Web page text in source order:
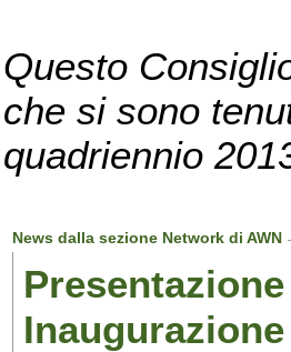
Questo
che si sono
quadriennio
News dalla sezione Network di AWN